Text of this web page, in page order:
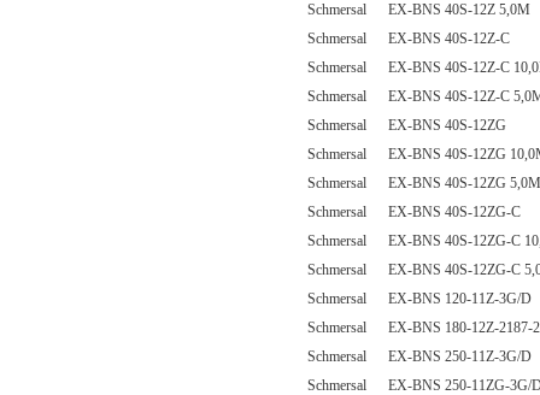
Schmersal EX-BNS 40S-12Z 5,0M
Schmersal EX-BNS 40S-12Z-C
Schmersal EX-BNS 40S-12Z-C
Schmersal EX-BNS 40S-12Z-C
Schmersal EX-BNS 40S-12ZG
Schmersal EX-BNS 40S-12ZG
Schmersal EX-BNS 40S-12ZG 5,0M
Schmersal EX-BNS 40S-12ZG-C
Schmersal EX-BNS 40S-12ZG-C
Schmersal EX-BNS 40S-12ZG-C
Schmersal EX-BNS 120-11Z-3G/D
Schmersal EX-BNS 180-12Z-2187-
Schmersal EX-BNS 250-11Z-3G/D
Schmersal EX-BNS 250-11ZG-3G/